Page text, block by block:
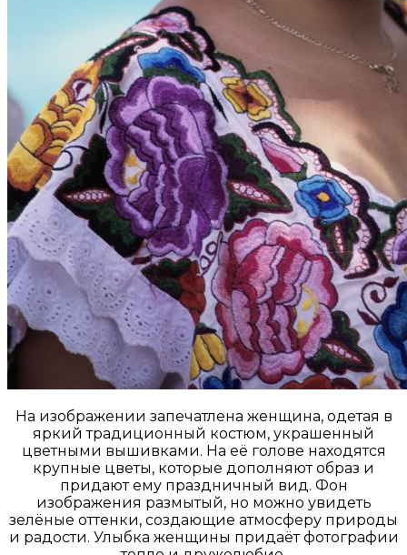
На изображении запечатлена женщина, одетая в
яркий традиционный костюм, украшенный
цветными вышивками. На её голове находятся
крупные цветы, которые дополняют образ и
придают ему праздничный вид. Фон
изображения размытый, но можно увидеть
зелёные оттенки, создающие атмосферу природы
и радости. Улыбка женщины придаёт фотографии